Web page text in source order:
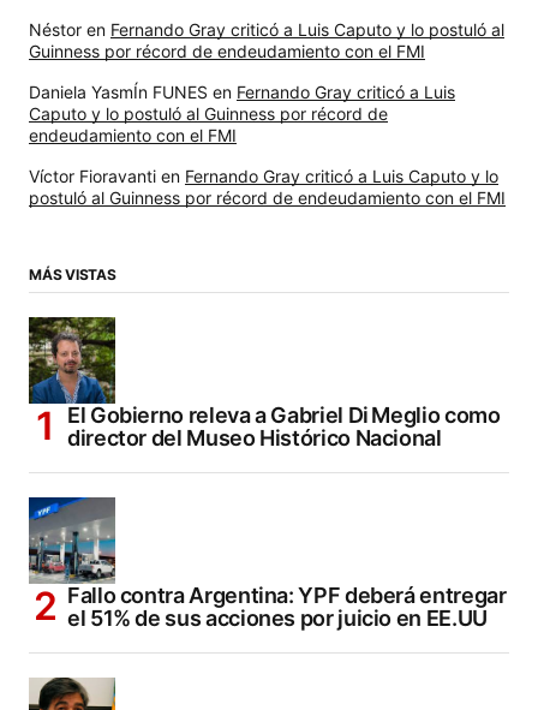
Néstor en Fernando Gray criticó a Luis Caputo y lo postuló al
Guinness por récord de endeudamiento con el FMI
Daniela YasmÍn FUNES en Fernando Gray criticó a Luis
Caputo y lo postuló al Guinness por récord de
endeudamiento con el FMI
Víctor Fioravanti en Fernando Gray criticó a Luis Caputo y lo
postuló al Guinness por récord de endeudamiento con el FMI
MÁS VISTAS
El Gobierno releva a Gabriel Di Meglio como
director del Museo Histórico Nacional
Fallo contra Argentina: YPF deberá entregar
el 51% de sus acciones por juicio en EE.UU